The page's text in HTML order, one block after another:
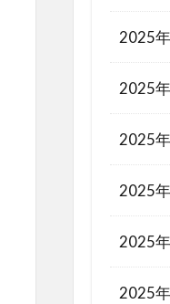
2025
2025
2025
2025
2025
2025